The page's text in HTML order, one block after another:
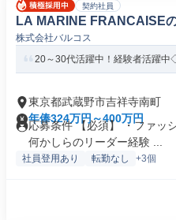
契約社員
LA MARINE FRANCAISE
株式会社バルコス
20～30代活躍中！経験者活躍
東京都武蔵野市吉祥寺南町
年俸324万円～400万円
応募条件 【必須】 ・ファッ
何かしらのリーダー経験 ...
社員登用あり 転勤なし +3個